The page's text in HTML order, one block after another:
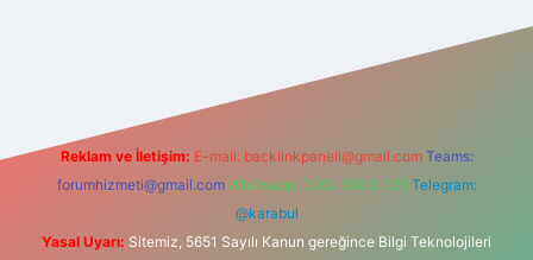
Reklam ve İletişim: E-mail: backlinkpaneli@gmail.com Teams:
forumhizmeti@gmail.com Whatsapp: 0262 606 0 726 Telegram:
@karabul
Yasal Uyarı: Sitemiz, 5651 Sayılı Kanun gereğince Bilgi Teknolojileri